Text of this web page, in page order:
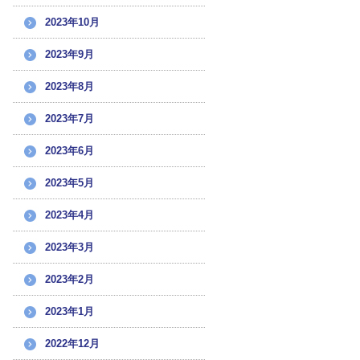
2023年10月
2023年9月
2023年8月
2023年7月
2023年6月
2023年5月
2023年4月
2023年3月
2023年2月
2023年1月
2022年12月